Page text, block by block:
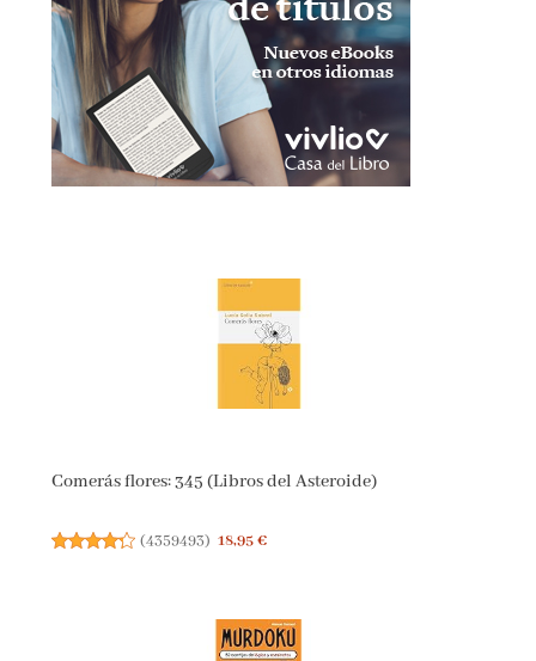
Comerás flores: 345 (Libros del Asteroide)
(4359493) 18,95 €